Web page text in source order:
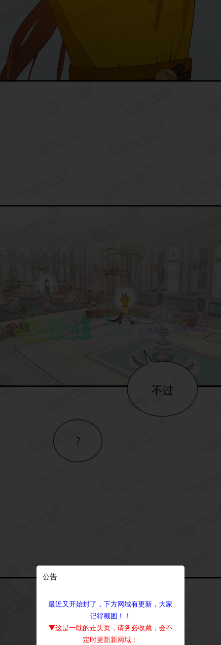
公告
最近又开始封了，下方网域有更新，大家
记得截图！！
▼这是一耽的走失页，请务必收藏，会不
定时更新新网域：